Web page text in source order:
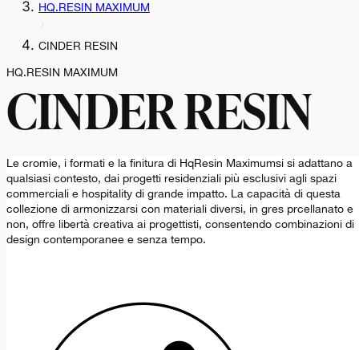
HQ.RESIN MAXIMUM
CINDER RESIN
HQ.RESIN MAXIMUM
CINDER RESIN
Le cromie, i formati e la finitura di HqResin Maximumsi si adattano a
qualsiasi contesto, dai progetti residenziali più esclusivi agli spazi
commerciali e hospitality di grande impatto. La capacità di questa
collezione di armonizzarsi con materiali diversi, in gres prcellanato e
non, offre libertà creativa ai progettisti, consentendo combinazioni di
design contemporanee e senza tempo.